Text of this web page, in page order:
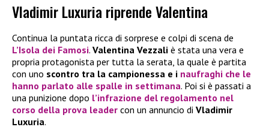
Vladimir Luxuria riprende Valentina
Continua la puntata ricca di sorprese e colpi di scena de
L’Isola dei Famosi. Valentina Vezzali è stata una vera e
propria protagonista per tutta la serata, la quale è partita
con uno scontro tra la campionessa e i naufraghi che le
hanno parlato alle spalle in settimana. Poi si è passati a
una punizione dopo l’infrazione del regolamento nel
corso della prova leader con un annuncio di Vladimir
Luxuria.